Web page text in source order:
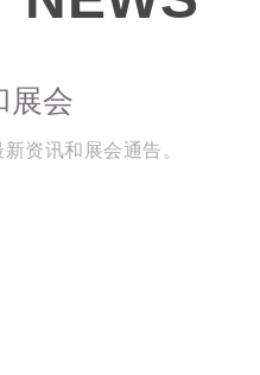
展会
资讯和展会通告。